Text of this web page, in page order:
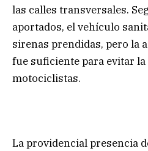
las calles transversales.
aportados, el vehículo
sirenas prendidas, pero la
fue suficiente para evitar
motociclistas.
La providencial presencia